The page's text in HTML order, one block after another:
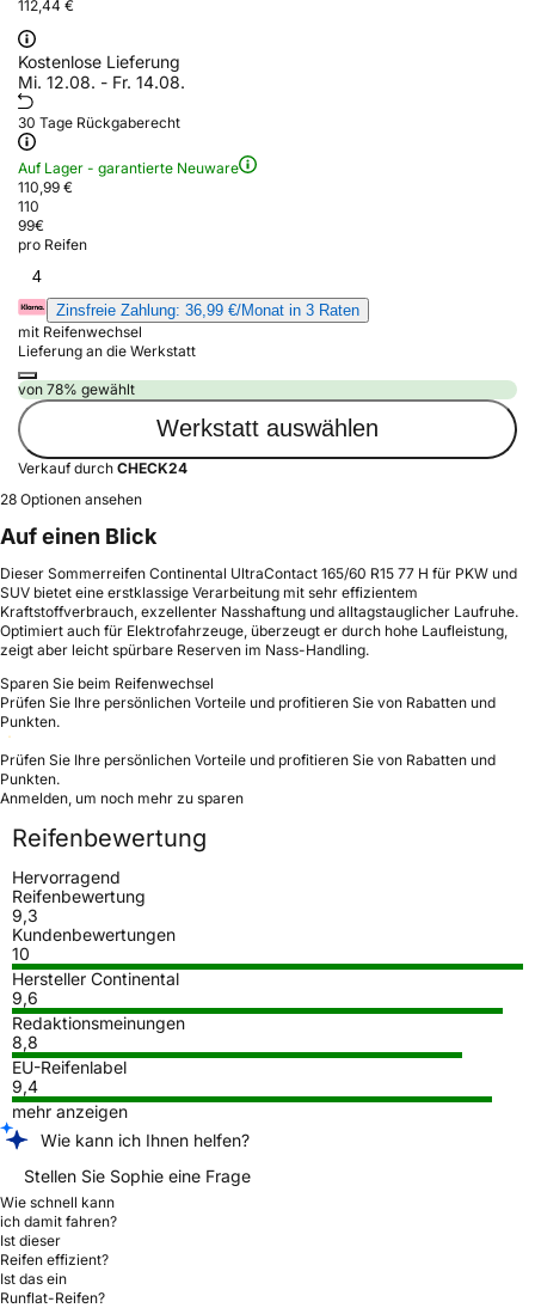
112,44 €
Kostenlose Lieferung
Mi. 12.08. - Fr. 14.08.
30 Tage Rückgaberecht
Auf Lager - garantierte Neuware
110,99 €
110
99€
pro Reifen
4
Zinsfreie Zahlung: 36,99 €/Monat in 3 Raten
mit Reifenwechsel
Lieferung an die Werkstatt
von 78% gewählt
Werkstatt auswählen
Verkauf durch CHECK24
28 Optionen ansehen
Auf einen Blick
Dieser Sommerreifen Continental UltraContact 165/60 R15 77 H für PKW und
SUV bietet eine erstklassige Verarbeitung mit sehr effizientem
Kraftstoffverbrauch, exzellenter Nasshaftung und alltagstauglicher Laufruhe.
Optimiert auch für Elektrofahrzeuge, überzeugt er durch hohe Laufleistung,
zeigt aber leicht spürbare Reserven im Nass-Handling.
Sparen Sie beim Reifenwechsel
Prüfen Sie Ihre persönlichen Vorteile und profitieren Sie von Rabatten und
Punkten.
Prüfen Sie Ihre persönlichen Vorteile und profitieren Sie von Rabatten und
Punkten.
Anmelden, um noch mehr zu sparen
Reifenbewertung
Hervorragend
Reifenbewertung
9,3
Kundenbewertungen
10
Hersteller Continental
9,6
Redaktionsmeinungen
8,8
EU-Reifenlabel
9,4
mehr anzeigen
Wie kann ich Ihnen helfen?
Stellen Sie Sophie eine Frage
Wie schnell kann
ich damit fahren?
Ist dieser
Reifen effizient?
Ist das ein
Runflat-Reifen?